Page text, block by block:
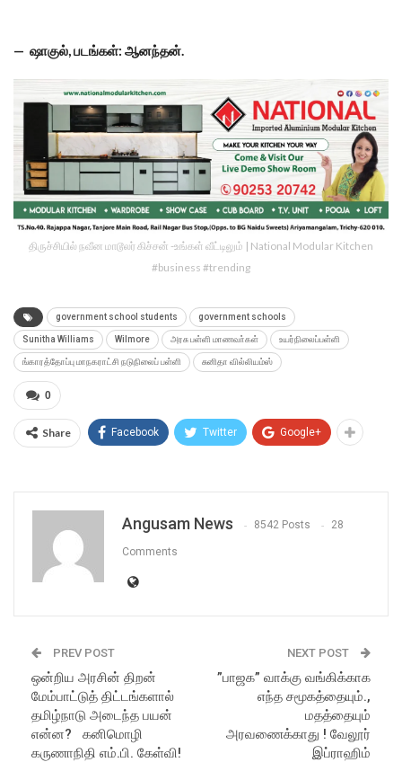
— ஷாகுல், படங்கள்: ஆனந்தன்.
திருச்சியில் நவீன மாடூலர் கிச்சன் -உங்கள் வீட்டிலும் | National Modular Kitchen
#business #trending
government school students government schools
Sunitha Williams Wilmore அரசு பள்ளி மாணவா்கள் உயர்நிலைப்பள்ளி
ங்காரத்தோப்பு மாநகராட்சி நடுநிலைப் பள்ளி சுனிதா வில்லியம்ஸ்
0
Share Facebook Twitter Google+
Angusam News 8542 Posts 28
Comments
PREV POST
ஒன்றிய அரசின் திறன்
மேம்பாட்டுத் திட்டங்களால்
தமிழ்நாடு அடைந்த பயன்
என்ன? கனிமொழி
கருணாநிதி எம்.பி. கேள்வி!
NEXT POST
”பாஜக” வாக்கு வங்கிக்காக
எந்த சமூகத்தையும்.,
மதத்தையும்
அரவணைக்காது ! வேலூர்
இப்ராஹிம்